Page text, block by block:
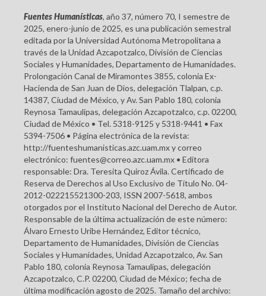
Fuentes Humanísticas, año 37, número 70, I semestre de
2025, enero-junio de 2025, es una publicación semestral
editada por la Universidad Autónoma Metropolitana a
través de la Unidad Azcapotzalco, División de Ciencias
Sociales y Humanidades, Departamento de Humanidades.
Prolongación Canal de Miramontes 3855, colonia Ex-
Hacienda de San Juan de Dios, delegación Tlalpan, c.p.
14387, Ciudad de México, y Av. San Pablo 180, colonia
Reynosa Tamaulipas, delegación Azcapotzalco, c.p. 02200,
Ciudad de México • Tel. 5318-9125 y 5318-9441 • Fax
5394-7506 • Página electrónica de la revista:
http://fuenteshumanisticas.azc.uam.mx y correo
electrónico: fuentes@correo.azc.uam.mx • Editora
responsable: Dra. Teresita Quiroz Ávila. Certificado de
Reserva de Derechos al Uso Exclusivo de Título No. 04-
2012-022215521300-203, ISSN 2007-5618, ambos
otorgados por el Instituto Nacional del Derecho de Autor.
Responsable de la última actualización de este número:
Álvaro Ernesto Uribe Hernández, Editor técnico,
Departamento de Humanidades, División de Ciencias
Sociales y Humanidades, Unidad Azcapotzalco, Av. San
Pablo 180, colonia Reynosa Tamaulipas, delegación
Azcapotzalco, C.P. 02200, Ciudad de México; fecha de
última modificación agosto de 2025. Tamaño del archivo: